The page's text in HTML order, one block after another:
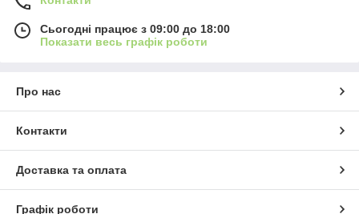
Сьогодні працює з 09:00 до 18:00
Показати весь графік роботи
Про нас
Контакти
Доставка та оплата
Графік роботи